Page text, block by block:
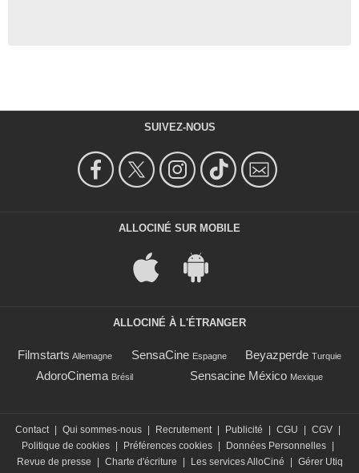
SUIVEZ-NOUS
ALLOCINÉ SUR MOBILE
ALLOCINÉ À L'ÉTRANGER
Filmstarts Allemagne SensaCine Espagne Beyazperde Turquie
AdoroCinema Brésil Sensacine México Mexique
Contact | Qui sommes-nous | Recrutement | Publicité | CGU | CGV |
Politique de cookies | Préférences cookies | Données Personnelles |
Revue de presse
| Charte d'écriture | Les services AlloCiné | Gérer Utiq